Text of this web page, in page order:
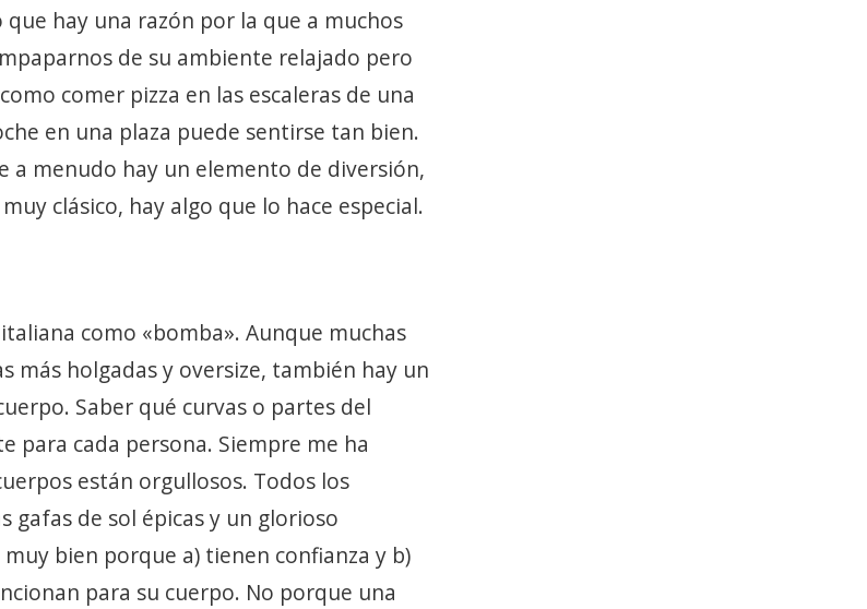
hay una razón por la que a muchos
de su ambiente relajado pero
comer pizza en las escaleras de una
en una plaza puede sentirse tan bien.
a menudo hay un elemento de diversión,
clásico, hay algo que lo hace especial.
como «bomba». Aunque muchas
holgadas y oversize, también hay un
Saber qué curvas o partes del
para cada persona. Siempre me ha
están orgullosos. Todos los
gafas de sol épicas y un glorioso
bien porque a) tienen confianza y b)
para su cuerpo. No porque una